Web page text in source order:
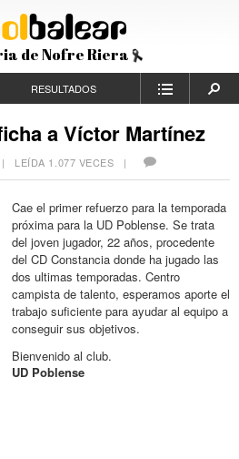
de Nofre Riera
RESULTADOS
a Víctor Martínez
| LEÍDA 1.077 VECES |
Cae el primer refuerzo para la temporada
próxima para la UD Poblense. Se trata
del joven jugador, 22 años, procedente
del CD Constancia donde ha jugado las
dos ultimas temporadas. Centro
campista de talento, esperamos aporte el
trabajo suficiente para ayudar al equipo a
conseguir sus objetivos.
Bienvenido al club.
UD Poblense